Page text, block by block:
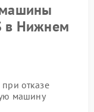
в Нижнем
отказе
машину